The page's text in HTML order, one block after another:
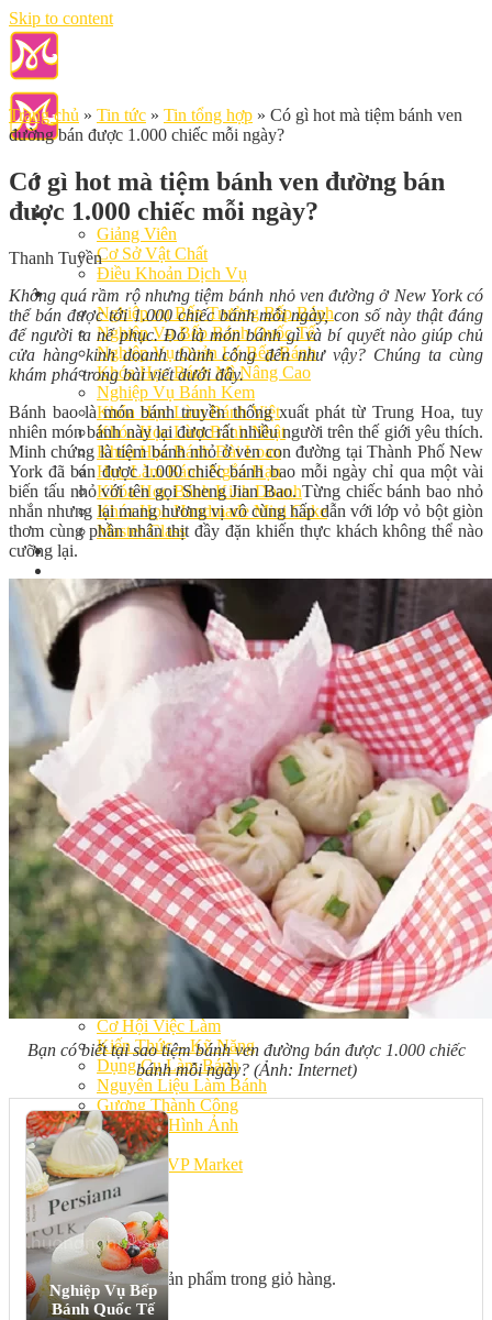
Skip to content
Giới Thiệu
Giảng Viên
Cơ Sở Vật Chất
Điều Khoản Dịch Vụ
Học Làm Bánh
Nghiệp vụ Bếp Trưởng Bếp Bánh
Nghiệp Vụ Bếp Bánh Quốc Tế
Nghiệp Vụ Quản Lý Bếp Bánh
Khóa Học Bánh Mì Nâng Cao
Nghiệp Vụ Bánh Kem
Khóa Học Làm Bánh Việt
Khóa Học Làm Bánh Nhật
Khóa Học Bánh Đài Loan
Học Làm Bánh Ngắn Hạn
Khóa Học Bánh Kinh Doanh
Khóa Học Handmade Mini Cake
Master Class
Chuyên Đề
Lịch học – Lịch thi
Đăng Ký Học
Công Thức
Cách Làm Bánh Việt
Cách Làm Bánh Âu
Cách Làm Bánh Kem
Cách Làm Bánh Mì
Cách Làm Bánh Trung Thu
Cách Làm Bánh Flan
Cách Làm Bánh Bao
Cách Làm Bánh Bông Lan
Cách Làm Bánh Su Kem
Cách làm bánh CupCake
Cách Làm Bánh Pizza
Cách làm bánh chay
Cách Làm Kẹo – Mứt
Video
Tin tức
Tin Tổng Hợp
Hướng Nghiệp Á Âu
Bếp Nhà Kate
Kinh Nghiệm Kinh Doanh
Cơ Hội Việc Làm
Kiến Thức – Kỹ Năng
Dụng Cụ Làm Bánh
Nguyên Liệu Làm Bánh
Gương Thành Công
Thư Viện Hình Ảnh
Hỏi Đáp
Siêu thị ĐVP Market
Việc Làm
Chưa có sản phẩm trong giỏ hàng.
Trang chủ » Tin tức » Tin tổng hợp » Có gì hot mà tiệm bánh ven
đường bán được 1.000 chiếc mỗi ngày?
Có gì hot mà tiệm bánh ven đường bán
được 1.000 chiếc mỗi ngày?
Thanh Tuyền
Không quá rầm rộ nhưng tiệm bánh nhỏ ven đường ở New York có
thể bán được tới 1.000 chiếc bánh mỗi ngày, con số này thật đáng
để người ta nể phục. Đó là món bánh gì và bí quyết nào giúp chủ
cửa hàng kinh doanh thành công đến như vậy? Chúng ta cùng
khám phá trong bài viết dưới đây.
Bánh bao là món bánh truyền thống xuất phát từ Trung Hoa, tuy
nhiên món bánh này lại được rất nhiều người trên thế giới yêu thích.
Minh chứng là tiệm bánh nhỏ ở ven con đường tại Thành Phố New
York đã bán được 1.000 chiếc bánh bao mỗi ngày chỉ qua một vài
biến tấu nhỏ với tên gọi Sheng Jian Bao. Từng chiếc bánh bao nhỏ
nhắn nhưng lại mang hương vị vô cùng hấp dẫn với lớp vỏ bột giòn
thơm cùng phần nhân thịt đầy đặn khiến thực khách không thể nào
cưỡng lại.
Bạn có biết tại sao tiệm bánh ven đường bán được 1.000 chiếc
bánh mỗi ngày? (Ảnh: Internet)
Nghiệp Vụ Bếp
Bánh Quốc Tế